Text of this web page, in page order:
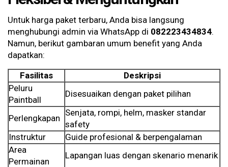
Untuk harga paket terbaru, Anda bisa langsung
menghubungi admin via WhatsApp di 082223434834.
Namun, berikut gambaran umum benefit yang Anda
dapatkan:
Fasilitas
Deskripsi
Peluru
Paintball
Disesuaikan dengan paket pilihan
Perlengkapan
Senjata, rompi, helm, masker standar
safety
Instruktur
Guide profesional & berpengalaman
Area
Permainan
Lapangan luas dengan skenario menarik